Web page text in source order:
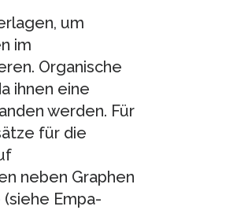
um
im
Organische
ihnen eine
werden. Für
für die
neben Graphen
Empa-